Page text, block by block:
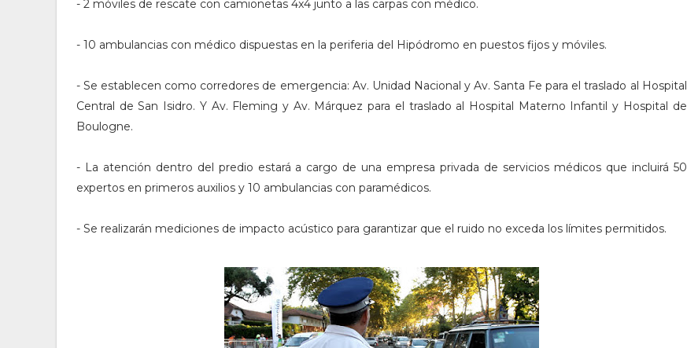
- 2 móviles de rescate con camionetas 4x4 junto a las carpas con médico.
- 10 ambulancias con médico dispuestas en la periferia del Hipódromo en puestos fijos y móviles.
- Se establecen como corredores de emergencia: Av. Unidad Nacional y Av. Santa Fe para el traslado al Hospital
Central de San Isidro. Y Av. Fleming y Av. Márquez para el traslado al Hospital Materno Infantil y Hospital de
Boulogne.
- La atención dentro del predio estará a cargo de una empresa privada de servicios médicos que incluirá 50
expertos en primeros auxilios y 10 ambulancias con paramédicos.
- Se realizarán mediciones de impacto acústico para garantizar que el ruido no exceda los límites permitidos.